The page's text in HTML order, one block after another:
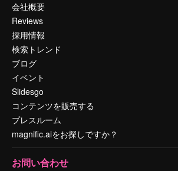
会社概要
Reviews
採用情報
検索トレンド
ブログ
イベント
Slidesgo
コンテンツを販売する
プレスルーム
magnific.aiをお探しですか？
お問い合わせ